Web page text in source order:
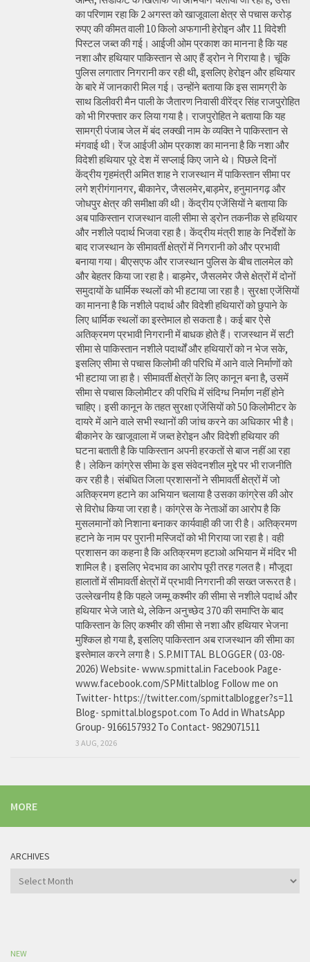
का परिणाम रहा कि 2 अगस्त को खाजूवाला क्षेत्र से पचास करोड़
रुपए की कीमत वाली 10 किलो अफगानी हेरोइन और 11 विदेशी
पिस्टल जब्त की गई। आईजी ओम प्रकाश का मानना है कि यह
नशा और हथियार पाकिस्तान से आए हैं ड्रोन ने गिराया है। चूंकि
पुलिस लगातार निगरानी कर रही थी, इसलिए हेरोइन और हथियार
के बारे में जानकारी मिल गई। उन्होंने बताया कि इस सामग्री के
साथ डिलीवरी मैन पाली के जैतारण निवासी वीरेंद्र सिंह राजपुरोहित
को भी गिरफ्तार कर लिया गया है। राजपुरोहित ने बताया कि यह
सामग्री पंजाब जेल में बंद लक्खी नाम के व्यक्ति ने पाकिस्तान से
मंगवाई थी। रेंज आईजी ओम प्रकाश का मानना है कि नशा और
विदेशी हथियार पूरे देश में सप्लाई किए जाने थे। पिछले दिनों
केंद्रीय गृहमंत्री अमित शाह ने राजस्थान में पाकिस्तान सीमा पर
लगे श्रीगंगानगर, बीकानेर, जैसलमेर,बाड़मेर, हनुमानगढ़ और
जोधपुर क्षेत्र की समीक्षा की थी। केंद्रीय एजेंसियों ने बताया कि
अब पाकिस्तान राजस्थान वाली सीमा से ड्रोन तकनीक से हथियार
और नशीले पदार्थ भिजवा रहा है। केंद्रीय मंत्री शाह के निर्देशों के
बाद राजस्थान के सीमावर्ती क्षेत्रों में निगरानी को और प्रभावी
बनाया गया। बीएसएफ और राजस्थान पुलिस के बीच तालमेल को
और बेहतर किया जा रहा है। बाड़मेर, जैसलमेर जैसे क्षेत्रों में दोनों
समुदायों के धार्मिक स्थलों को भी हटाया जा रहा है। सुरक्षा एजेंसियों
का मानना है कि नशीले पदार्थ और विदेशी हथियारों को छुपाने के
लिए धार्मिक स्थलों का इस्तेमाल हो सकता है। कई बार ऐसे
अतिक्रमण प्रभावी निगरानी में बाधक होते हैं। राजस्थान में सटी
सीमा से पाकिस्तान नशीले पदार्थों और हथियारों को न भेज सके,
इसलिए सीमा से पचास किलोमी की परिधि में आने वाले निर्माणों को
भी हटाया जा हा है। सीमावर्ती क्षेत्रों के लिए कानून बना है, उसमें
सीमा से पचास किलोमीटर की परिधि में संदिग्ध निर्माण नहीं होने
चाहिए। इसी कानून के तहत सुरक्षा एजेंसियों को 50 किलोमीटर के
दायरे में आने वाले सभी स्थानों की जांच करने का अधिकार भी है।
बीकानेर के खाजूवाला में जब्त हेरोइन और विदेशी हथियार की
घटना बताती है कि पाकिस्तान अपनी हरकतों से बाज नहीं आ रहा
है। लेकिन कांग्रेस सीमा के इस संवेदनशील मुद्दे पर भी राजनीति
कर रही है। संबंधित जिला प्रशासनों ने सीमावर्ती क्षेत्रों में जो
अतिक्रमण हटाने का अभियान चलाया है उसका कांग्रेस की ओर
से विरोध किया जा रहा है। कांग्रेस के नेताओं का आरोप है कि
मुसलमानों को निशाना बनाकर कार्यवाही की जा री है। अतिक्रमण
हटाने के नाम पर पुरानी मस्जिदों को भी गिराया जा रहा है। वही
प्रशासन का कहना है कि अतिक्रमण हटाओ अभियान में मंदिर भी
शामिल है। इसलिए भेदभाव का आरोप पूरी तरह गलत है। मौजूदा
हालातों में सीमावर्ती क्षेत्रों में प्रभावी निगरानी की सख्त जरूरत है।
उल्लेखनीय है कि पहले जम्मू कश्मीर की सीमा से नशीले पदार्थ और
हथियार भेजे जाते थे, लेकिन अनुच्छेद 370 की समाप्ति के बाद
पाकिस्तान के लिए कश्मीर की सीमा से नशा और हथियार भेजना
मुश्किल हो गया है, इसलिए पाकिस्तान अब राजस्थान की सीमा का
इस्तेमाल करने लगा है। S.P.MITTAL BLOGGER ( 03-08-
2026) Website- www.spmittal.in Facebook Page-
www.facebook.com/SPMittalblog Follow me on
Twitter- https://twitter.com/spmittalblogger?s=11
Blog- spmittal.blogspot.com To Add in WhatsApp
Group- 9166157932 To Contact- 9829071511
3 AUG, 2026
MORE
ARCHIVES
Archives
NEW